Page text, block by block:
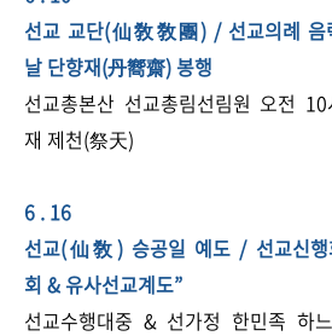
선교 교단(仙敎敎團) / 선교의례
날 단향재(丹嚮齋) 봉행
선교총본산 선교총림선림원 오전
재 제천(祭天)​
6 . 16
선교(仙敎) 승공일 예도 / 선교신행
회 & 유사선교계도”
선교수행대중 & 선가정 한민족 하